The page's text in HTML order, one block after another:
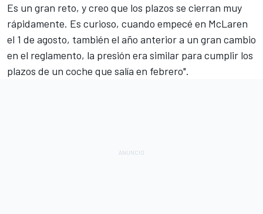
Es un gran reto, y creo que los plazos se cierran muy
rápidamente. Es curioso, cuando empecé en McLaren
el 1 de agosto, también el año anterior a un gran cambio
en el reglamento, la presión era similar para cumplir los
plazos de un coche que salía en febrero".